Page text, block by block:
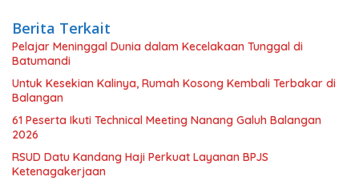
Berita Terkait
Pelajar Meninggal Dunia dalam Kecelakaan Tunggal di
Batumandi
Untuk Kesekian Kalinya, Rumah Kosong Kembali Terbakar di
Balangan
61 Peserta Ikuti Technical Meeting Nanang Galuh Balangan
2026
RSUD Datu Kandang Haji Perkuat Layanan BPJS
Ketenagakerjaan